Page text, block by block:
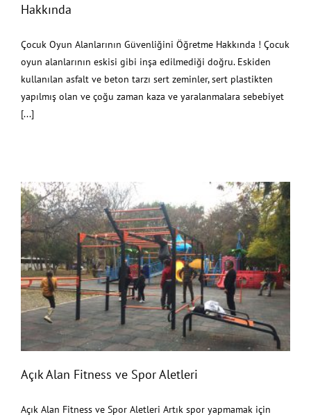
Hakkında
Çocuk Oyun Alanlarının Güvenliğini Öğretme Hakkında ! Çocuk
oyun alanlarının eskisi gibi inşa edilmediği doğru. Eskiden
kullanılan asfalt ve beton tarzı sert zeminler, sert plastikten
yapılmış olan ve çoğu zaman kaza ve yaralanmalara sebebiyet
[...]
Açık Alan Fitness ve Spor Aletleri
Açık Alan Fitness ve Spor Aletleri
Açık Alan Fitness ve Spor Aletleri Artık spor yapmamak için